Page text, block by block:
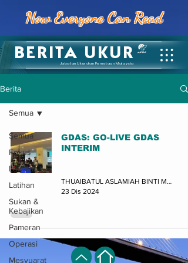
BERITA UKUR
Jabatan Ukur dan Pemetaan Malaysia
Now Everyone Can Read
Berita
Semua
Fokus
Lawatan
Latihan
Sukan &
Kebajikan
Pameran
Operasi
Mesyuarat
Semua
GDAS: GO-LIVE GDAS
INTERIM
THUAIBATUL ASLAMIAH BINTI MASTOR (JUPEM-BPTSM)
23 Dis 2024